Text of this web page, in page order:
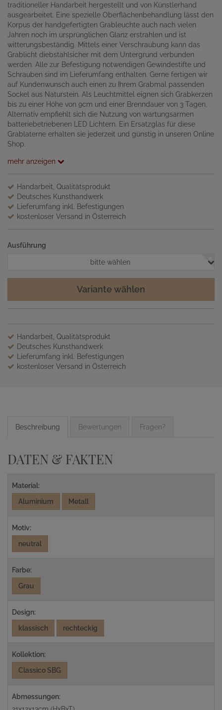
traditioneller Handarbeit hergestellt und von Künstlerhand
ausgearbeitet. Eine spezielle Oberflächenbehandlung lässt den
Korpus der handgefertigten Grableuchte auch nach vielen
Jahren noch im ursprünglichen Glanz erstrahlen und ist
witterungsbeständig. Mittels einer Verschraubung kann das
Grablicht diebstahlsicher mit dem Untergrund verbunden
werden. Alle zur Befestigung notwendigen Gewindestifte und
Schrauben sind im Lieferumfang enthalten. Gerne fertigen wir
auf Kundenwunsch auch einen zu Ihrem Grabmal passenden
Sockel aus Naturstein. Als Leuchtmittel eignen sich Grabkerzen
bis zu einer Höhe von 9cm und einer Brenndauer von 3 Tagen.
Alternativ empfiehlt sich die Nutzung von wartungsarmen
batteriebetriebenen LED Lichtern. Ein Ersatzglas für diese
Grablaterne erhalten sie jederzeit und günstig in unseren Online
Shop.
mehr anzeigen
Handarbeit, Qualitätsprodukt
Deutsches Kunsthandwerk
Lieferumfang inkl. Befestigungen
kostenloser Versand in Österreich
Ausführung
bitte wählen
Variante wählen
Handarbeit, Qualitätsprodukt
Deutsches Kunsthandwerk
Lieferumfang inkl. Befestigungen
kostenloser Versand in Österreich
Beschreibung Bewertungen Fragen?
DATEN & FAKTEN
Material:
Aluminium
Metall
Motiv:
neutral
Farbe:
Grau
Design:
klassisch
rechteckig
Kollektion:
Classico SBG
Abmessungen: